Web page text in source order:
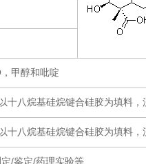
甲醇和吡啶
十八烷基硅烷键合硅胶为填料
十八烷基硅烷键合硅胶为填料
/鉴定/药理实验等